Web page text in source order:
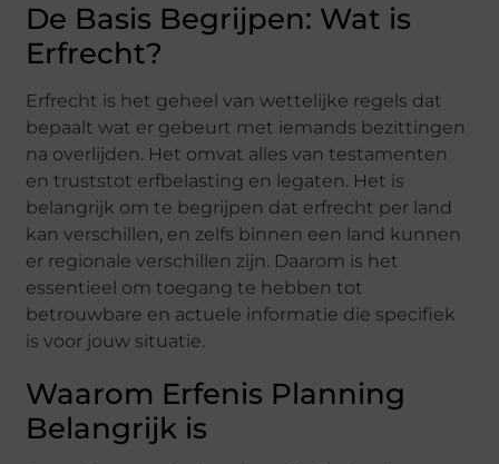
De Basis Begrijpen: Wat is
Erfrecht?
Erfrecht is het geheel van wettelijke regels dat
bepaalt wat er gebeurt met iemands bezittingen
na overlijden. Het omvat alles van testamenten
en truststot erfbelasting en legaten. Het is
belangrijk om te begrijpen dat erfrecht per land
kan verschillen, en zelfs binnen een land kunnen
er regionale verschillen zijn. Daarom is het
essentieel om toegang te hebben tot
betrouwbare en actuele informatie die specifiek
is voor jouw situatie.
Waarom Erfenis Planning
Belangrijk is